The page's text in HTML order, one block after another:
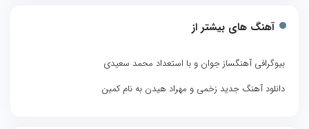
آهنگ های بیشتر از
بیوگرافی آهنگساز جوان و با استعداد محمد سعیدی
دانلود آهنگ جدید زخمی و مهراد هیدن به نام کمین